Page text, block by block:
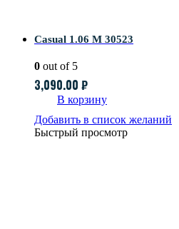
Casual 1.06 M 30523
0 out of 5
3,090.00 ₽
В корзину
Добавить в список желаний
Быстрый просмотр